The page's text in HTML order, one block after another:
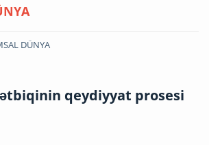
DÜNYA
qeydiyyat prosesi